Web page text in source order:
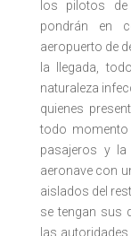
los pilotos
pondrán en
aeropuerto de
la llegada,
naturaleza
quienes
todo momento
pasajeros y
aeronave con
aislados del
se tengan sus
las